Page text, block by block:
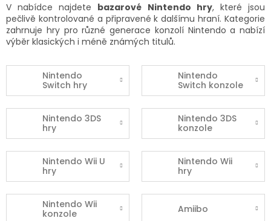
V nabídce najdete bazarové Nintendo hry, které jsou
pečlivě kontrolované a připravené k dalšímu hraní. Kategorie
zahrnuje hry pro různé generace konzolí Nintendo a nabízí
výběr klasických i méně známých titulů.
Nintendo
Switch hry
Nintendo
Switch konzole
Nintendo 3DS
hry
Nintendo 3DS
konzole
Nintendo Wii U
hry
Nintendo Wii
hry
Nintendo Wii
konzole
Amiibo